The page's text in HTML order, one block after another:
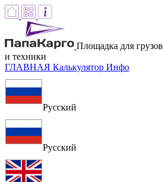
Площадка для грузов
и техники
ГЛАВНАЯ Калькулятор Инфо
Русский
Русский